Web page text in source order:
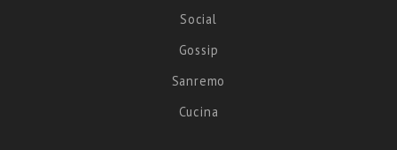
Social
Gossip
Sanremo
Cucina